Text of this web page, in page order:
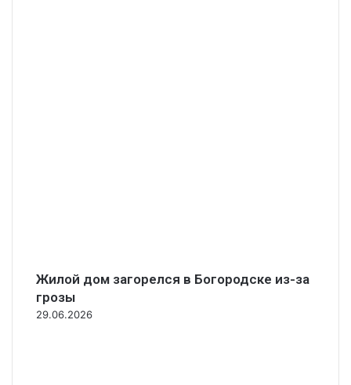
Жилой дом загорелся в Богородске из-за
грозы
29.06.2026